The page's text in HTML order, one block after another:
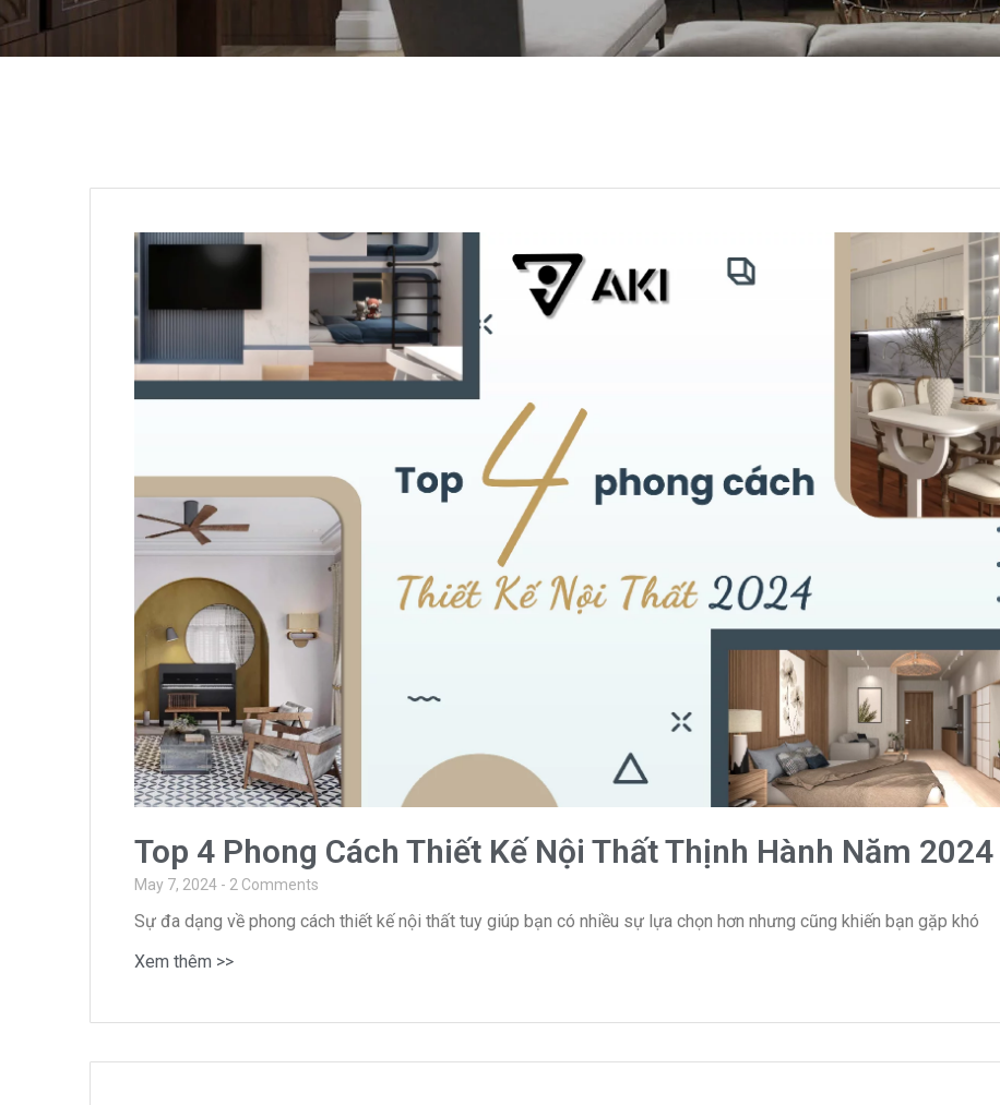
Top 4 Phong Cách Thiết Kế Nội Thất Thịnh Hành Năm 2024
May 7, 2024 2 Comments
Sự đa dạng về phong cách thiết kế nội thất tuy giúp bạn có nhiều sự lựa chọn hơn nhưng cũng khiến bạn gặp khó
Xem thêm >>